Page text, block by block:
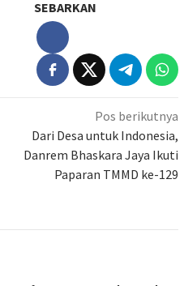
SEBARKAN
Pos berikutnya
Dari Desa untuk Indonesia,
Danrem Bhaskara Jaya Ikuti
Paparan TMMD ke-129